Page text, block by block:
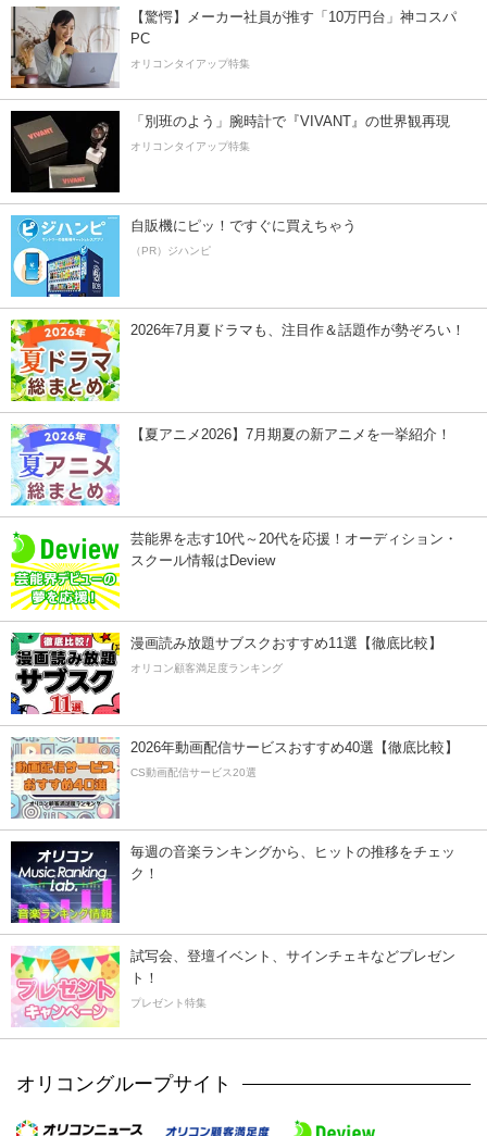
【驚愕】メーカー社員が推す「10万円台」神コスパ
PC
オリコンタイアップ特集
「別班のよう」腕時計で『VIVANT』の世界観再現
オリコンタイアップ特集
自販機にピッ！ですぐに買えちゃう
（PR）ジハンピ
2026年7月夏ドラマも、注目作＆話題作が勢ぞろい！
【夏アニメ2026】7月期夏の新アニメを一挙紹介！
芸能界を志す10代～20代を応援！オーディション・
スクール情報はDeview
漫画読み放題サブスクおすすめ11選【徹底比較】
オリコン顧客満足度ランキング
2026年動画配信サービスおすすめ40選【徹底比較】
CS動画配信サービス20選
毎週の音楽ランキングから、ヒットの推移をチェッ
ク！
試写会、登壇イベント、サインチェキなどプレゼン
ト！
プレゼント特集
オリコングループサイト